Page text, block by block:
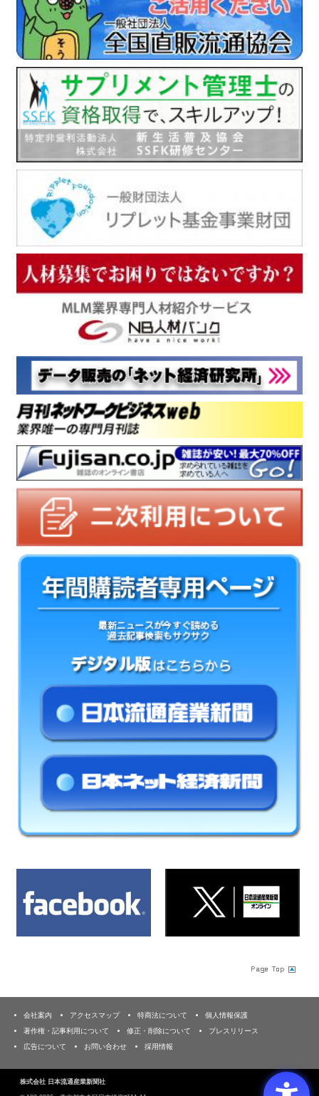
会社案内 アクセスマップ 特商法について
個人情報保護
著作権・記事利用について
修正・削除について
プレスリリース
広告について
お問い合わせ 採用情報
株式会社 日本流通産業新聞社